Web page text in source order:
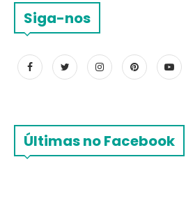
Siga-nos
Últimas no Facebook